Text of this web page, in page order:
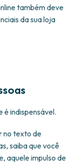
também deve
da sua loja
é indispensável.
no texto de
saiba que você
aquele impulso de